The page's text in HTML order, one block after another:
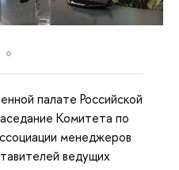
палате Российской
Комитета по
менеджеров
ведущих